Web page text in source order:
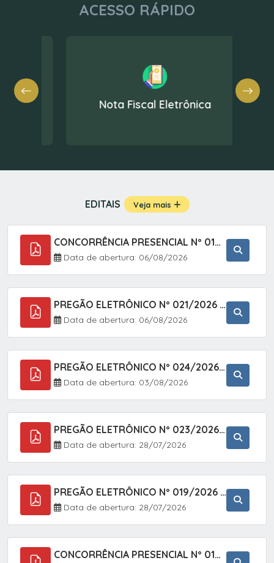
ACESSO RÁPIDO
Nota Fiscal Eletrônica
EDITAIS Veja mais
CONCORRÊNCIA PRESENCIAL Nº 019/2025 - PAVIMENTAÇÃO ASFÁLTICA EM TRECHO DA RUA 2 NO BAIRRO VILA SOARES NO MUNICÍPIO DE SETE BARRAS/SP.
Data de abertura: 06/08/2026
PREGÃO ELETRÔNICO Nº 021/2026 - AQUISIÇÃO DE CONTENTORES E CARRINHOS, DESTINADOS A COLETIVA E MANEJO DE RESÍDUOS SÓLIDOS, ATRAVÉS DO SISTEMA DE REGISTRO DE PREÇOS (SRP)
Data de abertura: 06/08/2026
PREGÃO ELETRÔNICO Nº 024/2026 - AQUISIÇÃO DE GÁS MEDICINAL TIPO OXIGÊNIO (1,00 M3, 3,00 M3 E 10,00 M3), EM ATENDIMENTO À SECRETARIA MUNICIPAL DE SAÚDE, ATRAVÉS DO SISTEMA DE REGISTRO DE PREÇOS (SRP)
Data de abertura: 03/08/2026
PREGÃO ELETRÔNICO Nº 023/2026 - AQUISIÇÃO DE ENXOVAL INFANTIL, EM ATENDIMENTO À SECRETARIA MUNICIPAL DE EDUCAÇÃO, ATRAVÉS DO SISTEMA DE REGISTRO DE PREÇOS (SRP).
Data de abertura: 28/07/2026
PREGÃO ELETRÔNICO Nº 019/2026 - CONTRATAÇÃO DE EMPRESA ESPECIALIZADA PARA A PRESTAÇÃO DE SERVIÇOS VETERINÁRIOS CLÍNICOS E CIRÚRGICOS, COM FOCO EM AÇÕES DE SAÚDE PÚBLICA, BEM-ESTAR ANIMAL E CONTROLE POPULACIONAL ÉTICO DE CÃES E GATOS, EM ATENDIMENTO À
Data de abertura: 28/07/2026
CONCORRÊNCIA PRESENCIAL Nº 018/2026 - PAVIMENTAÇÃO ASFÁLTICA NO BAIRRO VOTUPOCA ? ESTRADA DA RAPOSA, NO MUNICÍPIO DE SETE BARRAS/SP